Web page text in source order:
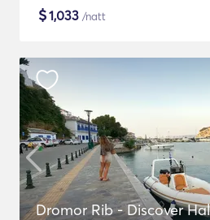
$1,033 /natt
Dromor Rib - Discover